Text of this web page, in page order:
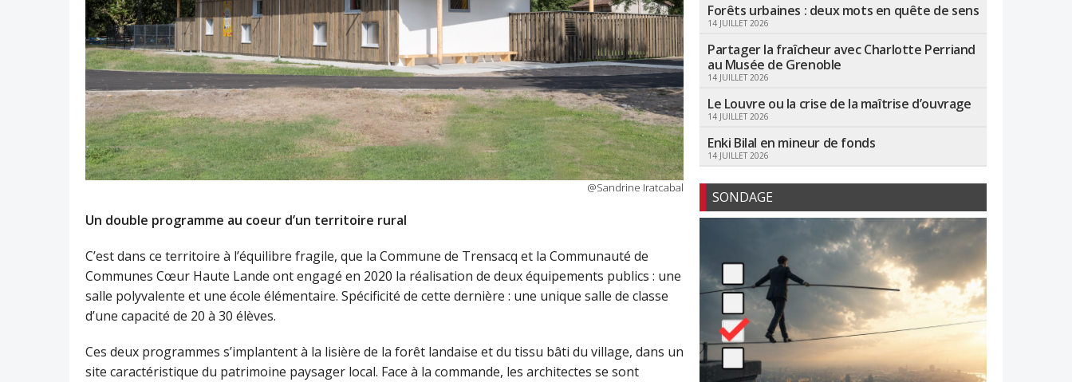
@Sandrine Iratcabal
Un double programme au coeur d’un territoire rural
C’est dans ce territoire à l’équilibre fragile, que la Commune de Trensacq et la Communauté de
Communes Cœur Haute Lande ont engagé en 2020 la réalisation de deux équipements publics : une
salle polyvalente et une école élémentaire. Spécificité de cette dernière : une unique salle de classe
d’une capacité de 20 à 30 élèves.
Ces deux programmes s’implantent à la lisière de la forêt landaise et du tissu bâti du village, dans un
site caractéristique du patrimoine paysager local. Face à la commande, les architectes se sont
Forêts urbaines : deux mots en quête de sens
14 JUILLET 2026
Partager la fraîcheur avec Charlotte Perriand
au Musée de Grenoble
14 JUILLET 2026
Le Louvre ou la crise de la maîtrise d’ouvrage
14 JUILLET 2026
Enki Bilal en mineur de fonds
14 JUILLET 2026
SONDAGE